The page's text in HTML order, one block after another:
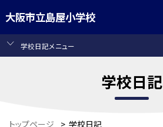
大阪市立島屋小学校
学校日記メニュー
学校日記
トップページ > 学校日記